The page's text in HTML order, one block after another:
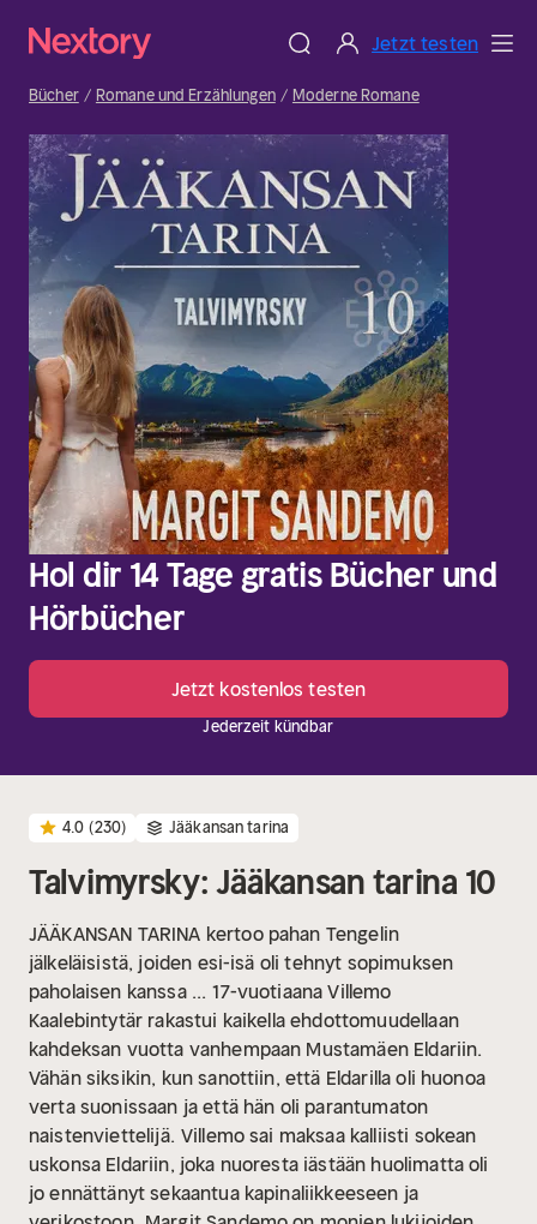
Jetzt testen
Bücher Romane und Erzählungen Moderne Romane
Hol dir 14 Tage gratis Bücher und
Hörbücher
Jetzt kostenlos testen
Jederzeit kündbar
4.0 (230) Jääkansan tarina
Talvimyrsky: Jääkansan tarina 10
JÄÄKANSAN TARINA kertoo pahan Tengelin
jälkeläisistä, joiden esi-isä oli tehnyt sopimuksen
paholaisen kanssa ... 17-vuotiaana Villemo
Kaalebintytär rakastui kaikella ehdottomuudellaan
kahdeksan vuotta vanhempaan Mustamäen Eldariin.
Vähän siksikin, kun sanottiin, että Eldarilla oli huonoa
verta suonissaan ja että hän oli parantumaton
naistenviettelijä. Villemo sai maksaa kalliisti sokean
uskonsa Eldariin, joka nuoresta iästään huolimatta oli
jo ennättänyt sekaantua kapinaliikkeeseen ja